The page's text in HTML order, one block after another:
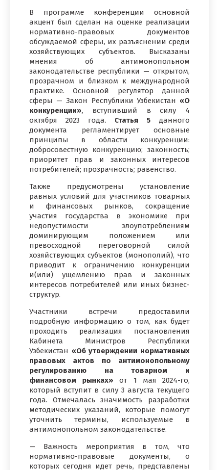
В программе конференции основной
акцент был сделан на оценке реализации
нормативно-правовых документов
обсуждаемой сферы, их разъяснении среди
хозяйствующих субъектов. Высказаны
мнения об антимонопольном
законодательстве республики — открытом,
прозрачном и близком к международной
практике. Основной регулятор данной
сферы — Закон Республики Узбекистан «О
конкуренции», вступивший в силу 4
октября 2023 года. Статья 5 данного
документа регламентирует основные
принципы в области конкуренции:
добросовестную конкуренцию; законность;
приоритет прав и законных интересов
потребителей; прозрачность; равенство.
Также предусмотрены установление
равных условий для участников товарных
и финансовых рынков, сокращение
участия государства в экономике при
недопустимости злоупотреблениям
доминирующим положением или
превосходной переговорной силой
хозяйствующих субъектов (монополий), что
приводит к ограничению конкуренции
и(или) ущемлению прав и законных
интересов потребителей или иных бизнес-
структур.
Участники встречи предоставили
подробную информацию о том, как будет
проходить реализация постановления
Кабинета Министров Республики
Узбекистан «Об утверждении нормативных
правовых актов по антимонопольному
регулированию на товарном и
финансовом рынках» от 1 мая 2024-го,
который вступит в силу 3 августа текущего
года. Отмечалась значимость разработки
методических указаний, которые помогут
уточнить термины, используемые в
антимонопольном законодательстве.
— Важность мероприятия в том, что
нормативно-правовые документы, о
которых сегодня идет речь, представлены